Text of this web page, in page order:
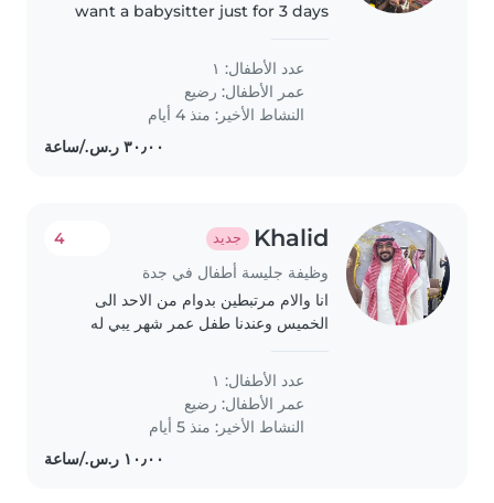
want a babysitter just for 3 days
عدد الأطفال: ١
عمر الأطفال: رضيع
النشاط الأخير: منذ 4 أيام
Khalid جديد
وظيفة جليسة أطفال في جدة
4
انا والام مرتبطين بدوام من الاحد الى
الخميس وعندنا طفل عمر شهر يبي له
عدد الأطفال: ١
عمر الأطفال: رضيع
النشاط الأخير: منذ 5 أيام